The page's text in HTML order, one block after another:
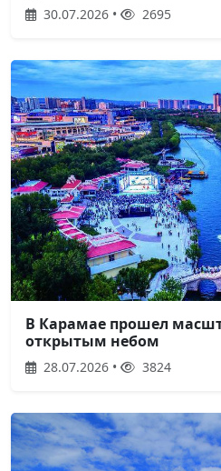
30.07.2026 • 2695
В Карамае прошел
открытым небом
28.07.2026 • 3824